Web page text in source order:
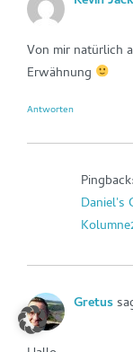
Von mir natürlich
Erwähnung
Antworten
Pingback:
Daniel's
Gretus